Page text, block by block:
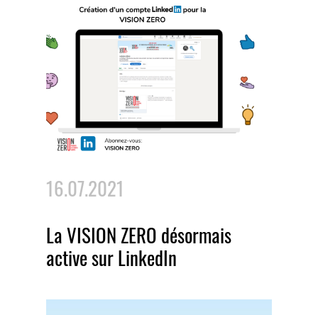
16.07.2021
La VISION ZERO désormais
active sur LinkedIn